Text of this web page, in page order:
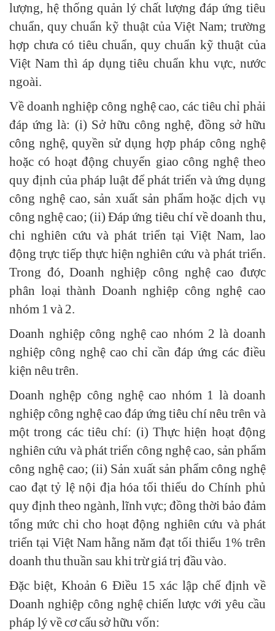
lượng, hệ thống quản lý chất lượng đáp ứng tiêu
chuẩn, quy chuẩn kỹ thuật của Việt Nam; trường
hợp chưa có tiêu chuẩn, quy chuẩn kỹ thuật của
Việt Nam thì áp dụng tiêu chuẩn khu vực, nước
ngoài.
Về doanh nghiệp công nghệ cao, các tiêu chỉ phải
đáp ứng là: (i) Sở hữu công nghệ, đồng sở hữu
công nghệ, quyền sử dụng hợp pháp công nghệ
hoặc có hoạt động chuyển giao công nghệ theo
quy định của pháp luật để phát triển và ứng dụng
công nghệ cao, sản xuất sản phẩm hoặc dịch vụ
công nghệ cao; (ii) Đáp ứng tiêu chí về doanh thu,
chi nghiên cứu và phát triển tại Việt Nam, lao
động trực tiếp thực hiện nghiên cứu và phát triển.
Trong đó, Doanh nghiệp công nghệ cao được
phân loại thành Doanh nghiệp công nghệ cao
nhóm 1 và 2.
Doanh nghiệp công nghệ cao nhóm 2 là doanh
nghiệp công nghệ cao chỉ cần đáp ứng các điều
kiện nêu trên.
Doanh nghệp công nghệ cao nhóm 1 là doanh
nghiệp công nghệ cao đáp ứng tiêu chí nêu trên và
một trong các tiêu chí: (i) Thực hiện hoạt động
nghiên cứu và phát triển công nghệ cao, sản phẩm
công nghệ cao; (ii) Sản xuất sản phẩm công nghệ
cao đạt tỷ lệ nội địa hóa tối thiểu do Chính phủ
quy định theo ngành, lĩnh vực; đồng thời bảo đảm
tổng mức chi cho hoạt động nghiên cứu và phát
triển tại Việt Nam hằng năm đạt tối thiểu 1% trên
doanh thu thuần sau khi trừ giá trị đầu vào.
Đặc biệt, Khoản 6 Điều 15 xác lập chế định về
Doanh nghiệp công nghệ chiến lược với yêu cầu
pháp lý về cơ cấu sở hữu vốn: